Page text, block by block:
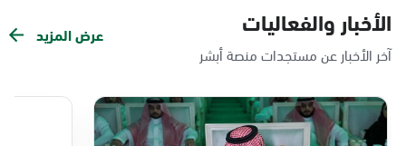
الأخبار والفعاليات
آخر الأخبار عن مستجدات منصة أبشر
عرض المزيد